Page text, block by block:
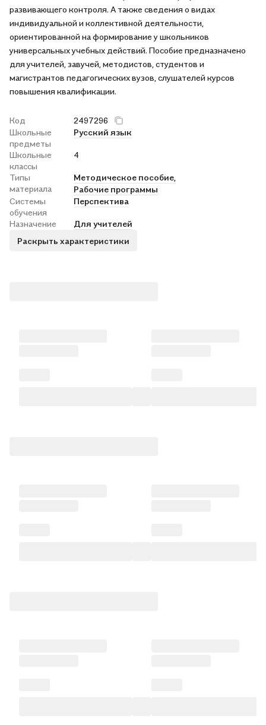
развивающего контроля. А также сведения о видах
индивидуальной и коллективной деятельности,
ориентированной на формирование у школьников
универсальных учебных действий. Пособие предназначено
для учителей, завучей, методистов, студентов и
магистрантов педагогических вузов, слушателей курсов
повышения квалификации.
Код
2497296
Школьные
предметы
Русский язык
Школьные
классы
4
Типы
материала
Методическое пособие,
Рабочие программы
Системы
обучения
Перспектива
Назначение
Для учителей
Раскрыть характеристики